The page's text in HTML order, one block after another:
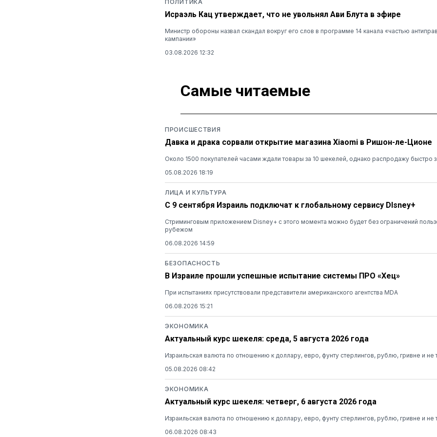
ПОЛИТИКА
Исраэль Кац утверждает, что не увольнял Ави Блута в эфире
Министр обороны назвал скандал вокруг его слов в программе 14 канала «частью
кампании»
03.08.2026 12:32
Самые читаемые
ПРОИСШЕСТВИЯ
Давка и драка сорвали открытие магазина Xiaomi в Ришон-ле-Ционе
Около 1500 покупателей часами ждали товары за 10 шекелей, однако распродажу быстро
05.08.2026 18:19
ЛИЦА И КУЛЬТУРА
С 9 сентября Израиль подключат к глобальному сервису DIsney+
Стриминговым приложением Disney+ с этого момента можно будет без ограничений
рубежом
06.08.2026 14:59
БЕЗОПАСНОСТЬ
В Израиле прошли успешные испытание системы ПРО «Хец»
При испытаниях присутствовали представители американского агентства MDA
06.08.2026 15:21
ЭКОНОМИКА
Актуальный курс шекеля: среда, 5 августа 2026 года
Израильская валюта по отношению к доллару, евро, фунту стерлингов, рублю, гривне и не
05.08.2026 08:42
ЭКОНОМИКА
Актуальный курс шекеля: четверг, 6 августа 2026 года
Израильская валюта по отношению к доллару, евро, фунту стерлингов, рублю, гривне и не
06.08.2026 08:43